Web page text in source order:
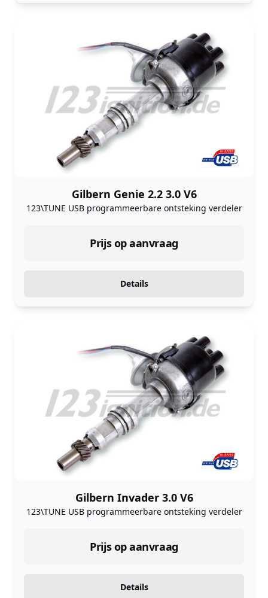
Gilbern Genie 2.2 3.0 V6
123\TUNE USB programmeerbare ontsteking verdeler
Prijs op aanvraag
Details
Gilbern Invader 3.0 V6
123\TUNE USB programmeerbare ontsteking verdeler
Prijs op aanvraag
Details